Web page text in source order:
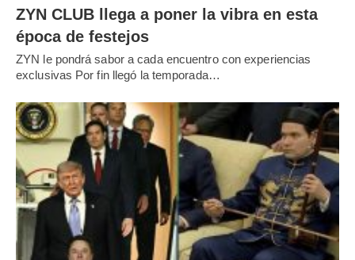
ZYN CLUB llega a poner la vibra en esta
época de festejos
ZYN le pondrá sabor a cada encuentro con experiencias
exclusivas Por fin llegó la temporada…